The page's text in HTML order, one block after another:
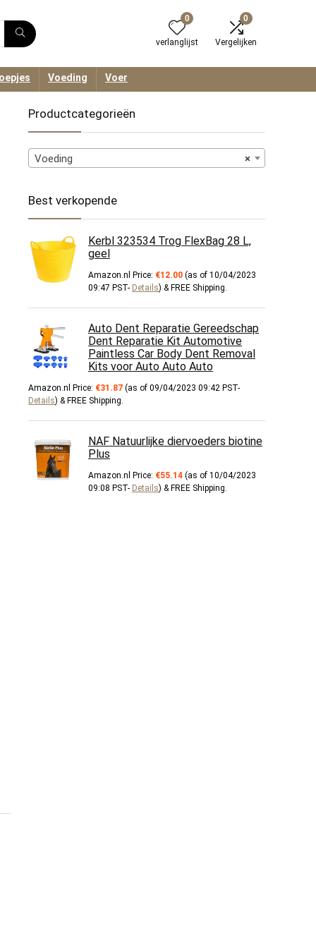
0
verlanglijst
0
Vergelijken
Voeding Voer
Productcategorieën
×
Voeding
Best verkopende
Kerbl 323534 Trog FlexBag 28 L,
geel
Amazon.nl Price: €12.00 (as of 10/04/2023
09:47 PST- Details) & FREE Shipping.
Auto Dent Reparatie Gereedschap
Dent Reparatie Kit Automotive
Paintless Car Body Dent Removal
Kits voor Auto Auto Auto
Amazon.nl Price: €31.87 (as of 09/04/2023 09:42 PST-
Details) & FREE Shipping.
NAF Natuurlijke diervoeders biotine
Plus
Amazon.nl Price: €55.14 (as of 10/04/2023
09:08 PST- Details) & FREE Shipping.